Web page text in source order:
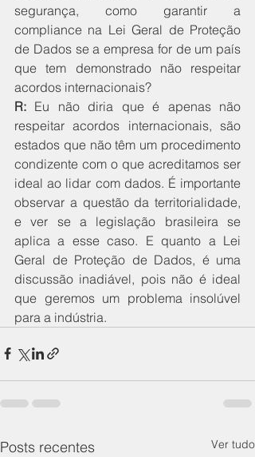
segurança, como garantir a
compliance na Lei Geral de Proteção
de Dados se a empresa for de um país
que tem demonstrado não respeitar
acordos internacionais?
R: Eu não diria que é apenas não
respeitar acordos internacionais, são
estados que não têm um procedimento
condizente com o que acreditamos ser
ideal ao lidar com dados. É importante
observar a questão da territorialidade,
e ver se a legislação brasileira se
aplica a esse caso. E quanto a Lei
Geral de Proteção de Dados, é uma
discussão inadiável, pois não é ideal
que geremos um problema insolúvel
para a indústria.
Posts recentes Ver tudo